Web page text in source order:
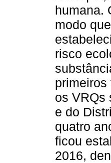
humana.
modo
risco
primeiros
os VRQs
e do
quatro
ficou
2016,